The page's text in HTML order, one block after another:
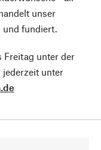
unser
und fundiert.
Freitag unter der
unter